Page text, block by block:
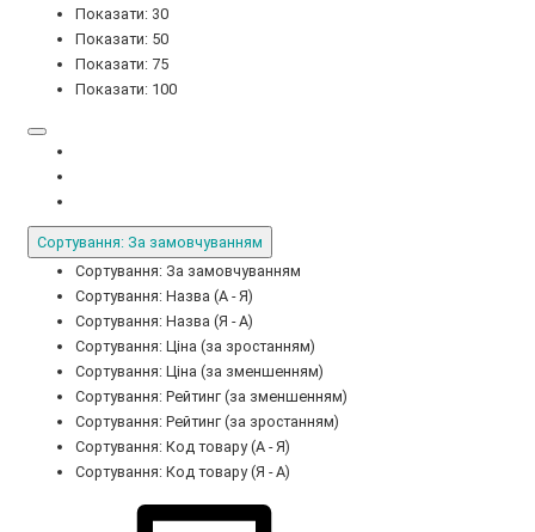
Показати: 30
Показати: 50
Показати: 75
Показати: 100
Сортування: За замовчуванням
Сортування: За замовчуванням
Сортування: Назва (А - Я)
Сортування: Назва (Я - А)
Сортування: Ціна (за зростанням)
Сортування: Ціна (за зменшенням)
Сортування: Рейтинг (за зменшенням)
Сортування: Рейтинг (за зростанням)
Сортування: Код товару (А - Я)
Сортування: Код товару (Я - А)